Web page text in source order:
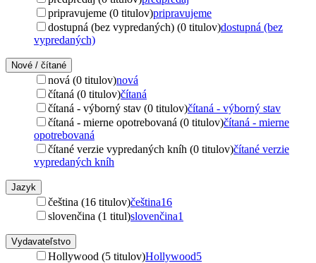
pripravujeme (0 titulov)pripravujeme
dostupná (bez vypredaných) (0 titulov)dostupná (bez
vypredaných)
Nové / čítané
nová (0 titulov)nová
čítaná (0 titulov)čítaná
čítaná - výborný stav (0 titulov)čítaná - výborný stav
čítaná - mierne opotrebovaná (0 titulov)čítaná - mierne
opotrebovaná
čítané verzie vypredaných kníh (0 titulov)čítané verzie
vypredaných kníh
Jazyk
čeština (16 titulov)čeština16
slovenčina (1 titul)slovenčina1
Vydavateľstvo
Hollywood (5 titulov)Hollywood5